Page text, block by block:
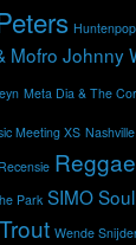
Huntenpop
Mofro Johnny
Meta Dia & The
Meeting XS Nashville
Recensie Reggae
Park SIMOSoul
Wende